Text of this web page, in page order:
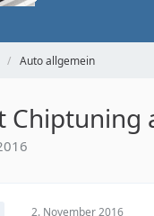
Auto allgemein
Chiptuning
2. November 2016